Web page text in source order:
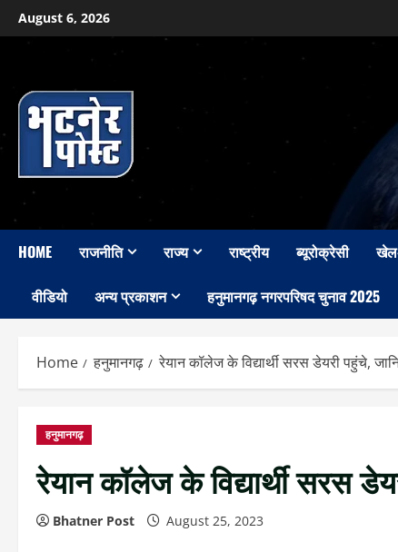
Skip
to
August 6, 2026
HOME राजनीति राज्य राष्ट्रीय ब्यूरोक्रेसी
वीडियो अन्य प्रकाशन हनुमानगढ़ नगरपरिषद चुनाव 2025
Home हनुमानगढ़ रेयान कॉलेज के विद्यार्थी सरस डेयरी पहुंचे,
हनुमानगढ़
रेयान कॉलेज के विद्यार्थी सरस
Bhatner Post August 25, 2023